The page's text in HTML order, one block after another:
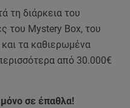
τη διάρκεια του
του Mystery Box, του
τα καθιερωμένα
από 30.000€
σε έπαθλα!